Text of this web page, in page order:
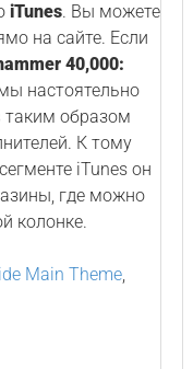
iTunes. Вы можете
на сайте. Если
40,000:
настоятельно
таким образом
К тому
iTunes он
где можно
колонке.
Main Theme,